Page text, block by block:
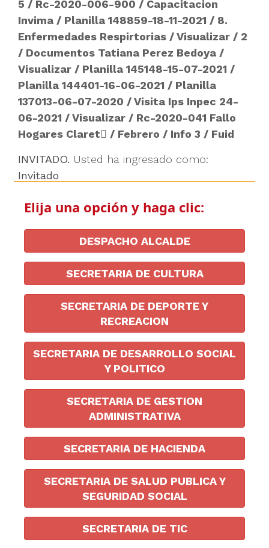
5 / Rc-2020-006-900 / Capacitacion
Invima / Planilla 148859-18-11-2021 / 8.
Enfermedades Respirtorias /Visualizar / 2
/ Documentos Tatiana Perez Bedoya /
Visualizar / Planilla 145148-15-07-2021 /
Planilla 144401-16-06-2021 / Planilla
137013-06-07-2020 /Visita Ips Inpec 24-
06-2021 /Visualizar / Rc-2020-041 Fallo
Hogares Claret / Febrero / Info 3 / Fuid
INVITADO. Usted ha ingresado como:
Invitado
Elija una opción y haga clic:
DESPACHO ALCALDE
SECRETARIA DE CULTURA
SECRETARIA DE DEPORTE Y
RECREACION
SECRETARIA DE DESARROLLO SOCIAL
Y POLITICO
SECRETARIA DE GESTION
ADMINISTRATIVA
SECRETARIA DE HACIENDA
SECRETARIA DE SALUD PUBLICA Y
SEGURIDAD SOCIAL
SECRETARIA DE TIC